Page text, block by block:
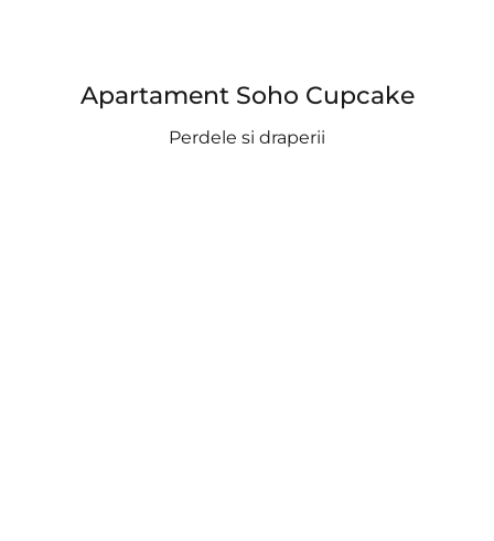
Apartament Soho Cupcake
Perdele si draperii